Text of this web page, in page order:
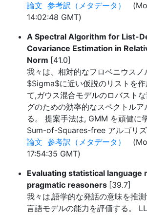
論文 参考訳（メタデータ）
14:02:48 GMT)
A Spectral Algorithm for List-
Covariance Estimation in
Norm [41.0]
我々は、相対的なフロベニウスノ
$Sigma$に近い仮説のリストを
て,ガウス混合モデルのロバスト
グのための効率的なスペクトル
る。 提案手法は, GMM を頑健に
Sum-of-Squares-free アルゴリズ
論文 参考訳（メタデータ）
17:54:35 GMT)
Evaluating statistical language
pragmatic reasoners [39.7]
我々は,語学的な発話の意味を推
言語モデルの能力を評価する。